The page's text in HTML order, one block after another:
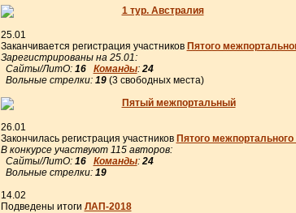
1 тур. Австралия
25.01
Заканчивается регистрация участников Пятого
Зарегистрированы на 25.01:
Сайты/ЛитО: 16 Команды: 24
Вольные стрелки: 19(3 свободных места)
Пятый межпортальный
26.01
Закончилась регистрация участников Пятого межпортального
В конкурсе участвуют 115 авторов:
Сайты/ЛитО: 16 Команды: 24
Вольные стрелки: 19
14.02
Подведены итоги ЛАП-2018